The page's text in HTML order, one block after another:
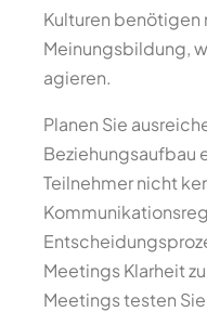
Kulturen benötigen
Meinungsbildung,
agieren.
Planen Sie
Beziehungsaufbau
Teilnehmer nicht
Meetings Klarheit
Meetings testen